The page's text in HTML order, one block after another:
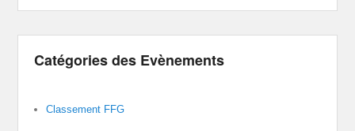
Catégories des Evènements
Classement FFG